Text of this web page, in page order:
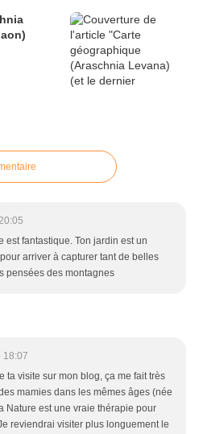
est fantastique. Ton jardin est un
arriver à capturer tant de belles
pensées des montagnes
18:07
ta visite sur mon blog, ça me fait très
mamies dans les mêmes âges (née
Nature est une vraie thérapie pour
reviendrai visiter plus longuement le